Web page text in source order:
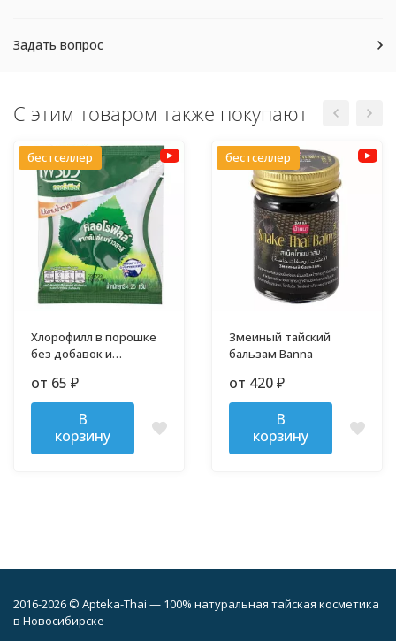
Задать вопрос
С этим товаром также покупают
бестселлер
Хлорофилл в порошке
без добавок и
от 65 ₽
В
корзину
бестселлер
Змеиный тайский
бальзам Banna
от 420 ₽
В
корзину
2016-2026 © Apteka-Thai — 100% натуральная тайская косметика
в Новосибирске